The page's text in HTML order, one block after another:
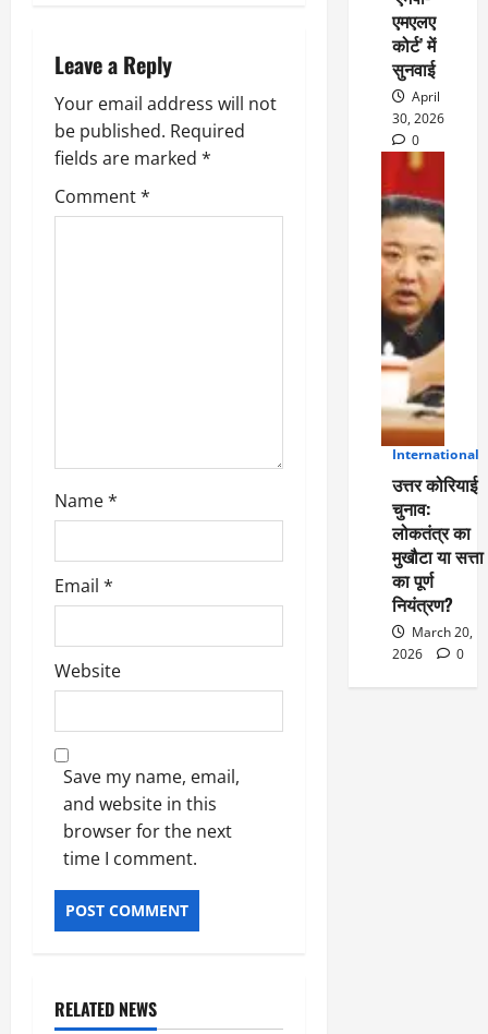
v
i
g
a
Leave a Reply
Your email address will not
be published. Required
fields are marked *
Comment*
Name*
Email *
Website
Save my name, email,
and website in this
browser for the next
time I comment.
RELATED NEWS
एमएलए
कोर्ट’ में
सुनवाई
April
30, 2026
0
International
उत्तर कोरियाई
चुनाव:
लोकतंत्र का
मुखौटा या सत्ता
का पूर्ण
नियंत्रण?
March 20,
2026
0